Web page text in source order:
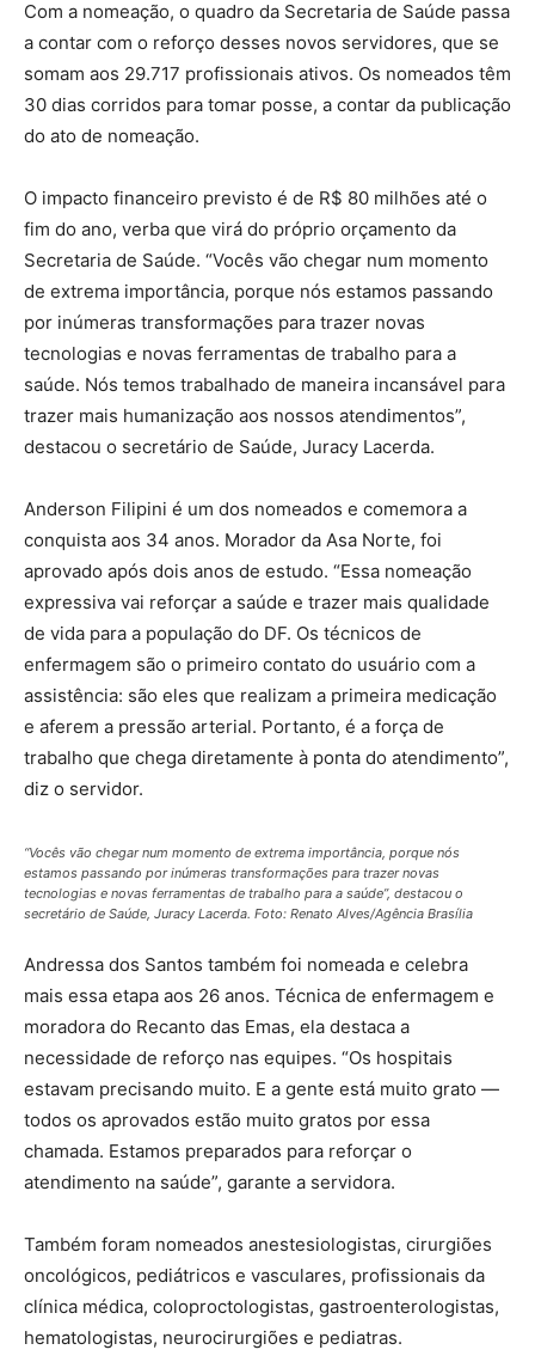
Com a nomeação, o quadro da Secretaria de Saúde passa
a contar com o reforço desses novos servidores, que se
somam aos 29.717 profissionais ativos. Os nomeados têm
30 dias corridos para tomar posse, a contar da publicação
do ato de nomeação.
O impacto financeiro previsto é de R$ 80 milhões até o
fim do ano, verba que virá do próprio orçamento da
Secretaria de Saúde. “Vocês vão chegar num momento
de extrema importância, porque nós estamos passando
por inúmeras transformações para trazer novas
tecnologias e novas ferramentas de trabalho para a
saúde. Nós temos trabalhado de maneira incansável para
trazer mais humanização aos nossos atendimentos”,
destacou o secretário de Saúde, Juracy Lacerda.
Anderson Filipini é um dos nomeados e comemora a
conquista aos 34 anos. Morador da Asa Norte, foi
aprovado após dois anos de estudo. “Essa nomeação
expressiva vai reforçar a saúde e trazer mais qualidade
de vida para a população do DF. Os técnicos de
enfermagem são o primeiro contato do usuário com a
assistência: são eles que realizam a primeira medicação
e aferem a pressão arterial. Portanto, é a força de
trabalho que chega diretamente à ponta do atendimento”,
diz o servidor.
“Vocês vão chegar num momento de extrema importância, porque nós
estamos passando por inúmeras transformações para trazer novas
tecnologias e novas ferramentas de trabalho para a saúde”, destacou o
secretário de Saúde, Juracy Lacerda. Foto: Renato Alves/Agência Brasília
Andressa dos Santos também foi nomeada e celebra
mais essa etapa aos 26 anos. Técnica de enfermagem e
moradora do Recanto das Emas, ela destaca a
necessidade de reforço nas equipes. “Os hospitais
estavam precisando muito. E a gente está muito grato —
todos os aprovados estão muito gratos por essa
chamada. Estamos preparados para reforçar o
atendimento na saúde”, garante a servidora.
Também foram nomeados anestesiologistas, cirurgiões
oncológicos, pediátricos e vasculares, profissionais da
clínica médica, coloproctologistas, gastroenterologistas,
hematologistas, neurocirurgiões e pediatras.